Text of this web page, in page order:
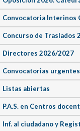
Convocatoria Interinos
Concurso de Traslados
Directores 2026/2027
Convocatorias
Listas abiertas
P.A.S. en Centros
Inf. al ciudadano y